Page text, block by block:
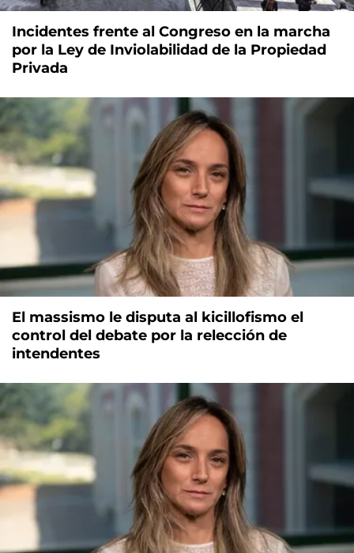
Incidentes frente al Congreso en la marcha
por la Ley de Inviolabilidad de la Propiedad
Privada
El massismo le disputa al kicillofismo el
control del debate por la relección de
intendentes